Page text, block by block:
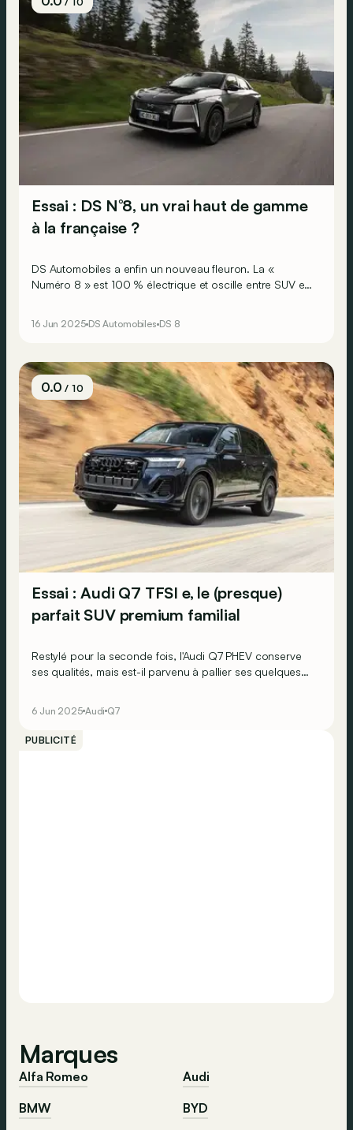
Essai : DS N°8, un vrai haut de gamme
à la française ?
DS Automobiles a enfin un nouveau fleuron. La «
Numéro 8 » est 100 % électrique et oscille entre SUV et
16 Jun 2025 DS Automobiles DS 8
0.0/ 10
Essai : Audi Q7 TFSI e, le (presque)
parfait SUV premium familial
Restylé pour la seconde fois, l'Audi Q7 PHEV conserve
ses qualités, mais est-il parvenu à pallier ses quelques
6 Jun 2025 Audi Q7
PUBLICITÉ
Marques
Alfa Romeo
Audi
BMW
BYD